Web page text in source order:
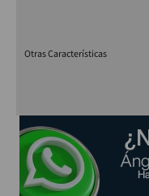
Otras Características